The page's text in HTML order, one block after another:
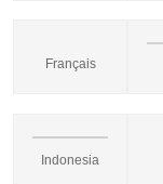
Français
Indonesia